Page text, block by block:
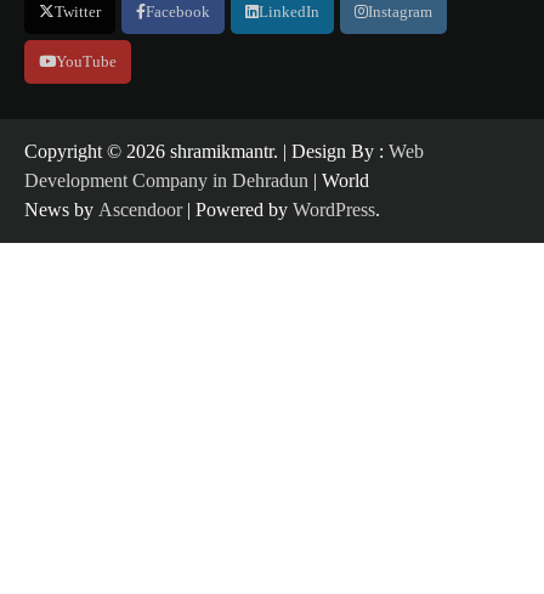
Twitter Facebook LinkedIn Instagram
YouTube
Copyright ©️ 2026 shramikmantr. | Design By : Web
Development Company in Dehradun | World
News by Ascendoor| Powered by WordPress.